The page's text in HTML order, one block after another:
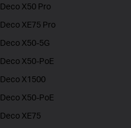
Deco X50 Pro
Deco XE75 Pro
Deco X50-5G
Deco X50-PoE
Deco X1500
Deco X50-PoE
Deco XE75